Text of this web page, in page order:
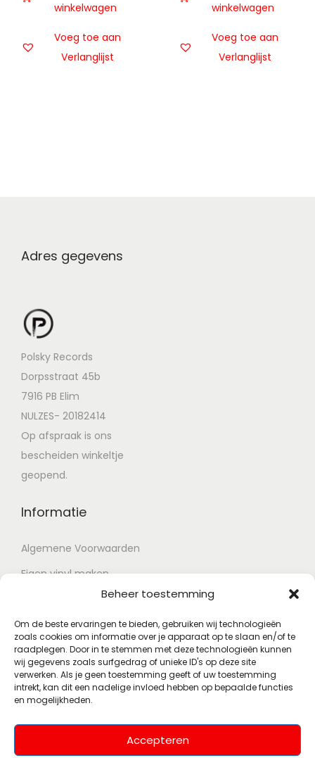
Beheer toestemming
Om de beste ervaringen te bieden, gebruiken wij technologieën
zoals cookies om informatie over je apparaat op te slaan en/of te
raadplegen. Door in te stemmen met deze technologieën kunnen
wij gegevens zoals surfgedrag of unieke ID's op deze site
verwerken. Als je geen toestemming geeft of uw toestemming
intrekt, kan dit een nadelige invloed hebben op bepaalde functies
en mogelijkheden.
Accepteren
winkelwagen
Voeg toe aan
Verlanglijst
winkelwagen
Voeg toe aan
Verlanglijst
Adres gegevens
Polsky Records
Dorpsstraat 45b
7916 PB Elim
NULZES- 20182414
Op afspraak is ons
bescheiden winkeltje
geopend.
Informatie
Algemene Voorwaarden
Eigen vinyl maken
Retour voorwaarden
Contact
Account
Mijn account
Wenslijst